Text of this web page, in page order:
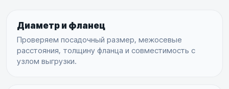
Диаметр и фланец
Проверяем посадочный размер, межосевые
расстояния, толщину фланца и совместимость с
узлом выгрузки.